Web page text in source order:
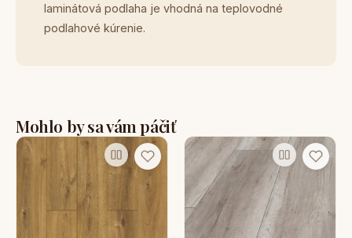
laminátová podlaha je vhodná na teplovodné
podlahové kúrenie.
Mohlo by sa vám páčiť